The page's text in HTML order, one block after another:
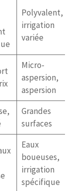
Polyvalent,
irrigation
variée
Micro-
aspersion,
aspersion
Grandes
surfaces
Eaux
boueuses,
irrigation
spécifique